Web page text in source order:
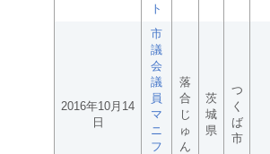
ト
2016年10月14
日
市
議
会
議
員
マ
ニ
フ
落
合
じ
ゅ
ん
茨
城
県
つ
く
ば
市